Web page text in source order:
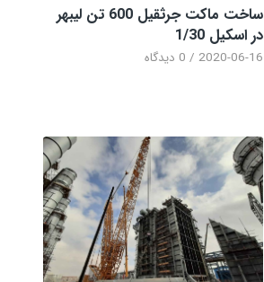
ساخت ماکت جرثقیل 600 تن لیبهر
در اسکیل 1/30
2020-06-16
/ 0 دیدگاه